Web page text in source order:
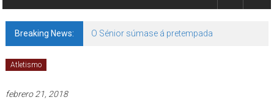
Breaking News: O Sénior súmase á pretempada
Atletismo
febrero 21, 2018